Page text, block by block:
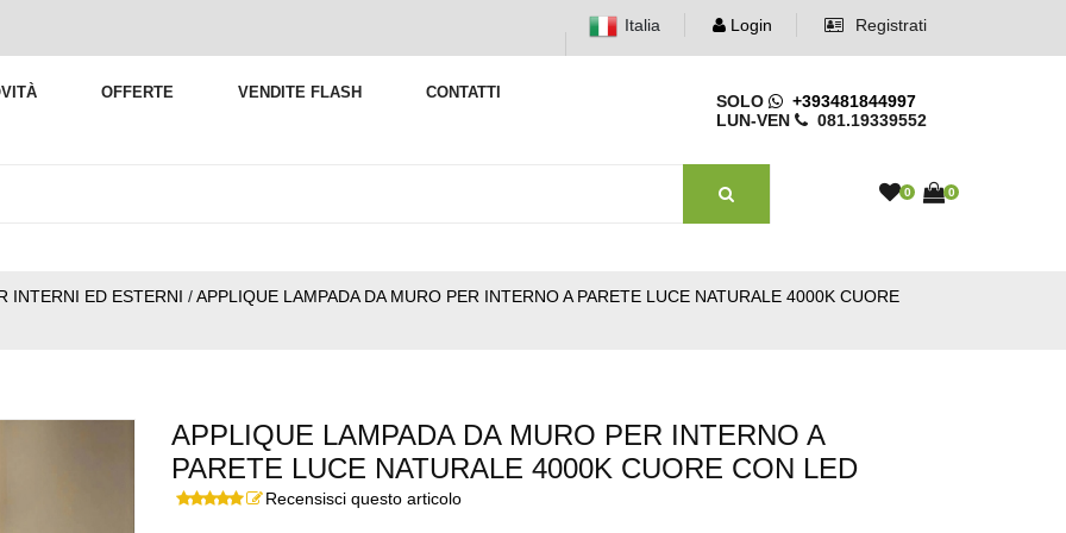
Italia Login Registrati
OFFERTE VENDITE FLASH CONTATTI SOLO
+393481844997
LUN-VEN
081.19339552
0 0
INTERNI ED ESTERNI /APPLIQUE LAMPADA DA MURO PER INTERNO A PARETE LUCE NATURALE 4000K CUORE
APPLIQUE LAMPADA DA MURO PER INTERNO A
PARETE LUCE NATURALE 4000K CUORE CON LED
Recensisci questo articolo